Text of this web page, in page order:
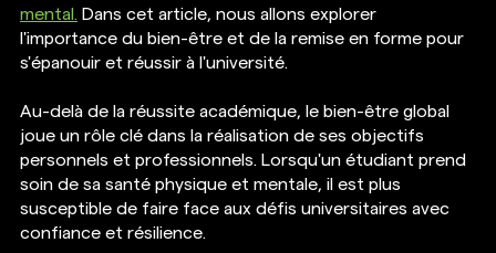
mental. Dans cet article, nous allons explorer
l'importance du bien-être et de la remise en forme pour
s'épanouir et réussir à l'université.
Au-delà de la réussite académique, le bien-être global
joue un rôle clé dans la réalisation de ses objectifs
personnels et professionnels. Lorsqu'un étudiant prend
soin de sa santé physique et mentale, il est plus
susceptible de faire face aux défis universitaires avec
confiance et résilience.